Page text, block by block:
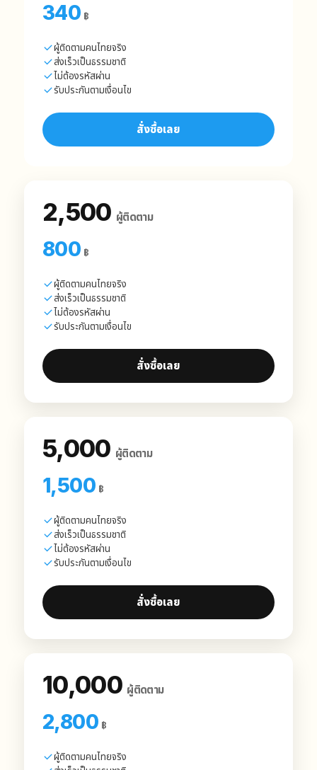
340 ฿
ผู้ติดตามคนไทยจริง
ส่งเร็วเป็นธรรมชาติ
ไม่ต้องรหัสผ่าน
รับประกันตามเงื่อนไข
สั่งซื้อเลย
2,500 ผู้ติดตาม
800 ฿
ผู้ติดตามคนไทยจริง
ส่งเร็วเป็นธรรมชาติ
ไม่ต้องรหัสผ่าน
รับประกันตามเงื่อนไข
สั่งซื้อเลย
5,000 ผู้ติดตาม
1,500 ฿
ผู้ติดตามคนไทยจริง
ส่งเร็วเป็นธรรมชาติ
ไม่ต้องรหัสผ่าน
รับประกันตามเงื่อนไข
สั่งซื้อเลย
10,000 ผู้ติดตาม
2,800 ฿
ผู้ติดตามคนไทยจริง